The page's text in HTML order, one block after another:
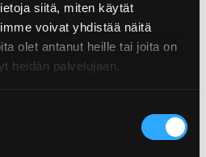
siitä, miten käytät
voivat yhdistää näitä
olet antanut heille tai joita on
heidän palvelujaan.
20300 Turku